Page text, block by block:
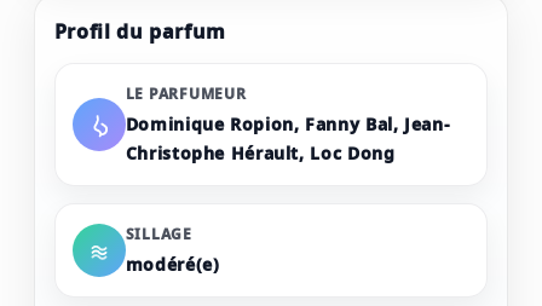
Profil du parfum
LE PARFUMEUR
Dominique Ropion, Fanny Bal, Jean-
Christophe Hérault, Loc Dong
SILLAGE
modéré(e)